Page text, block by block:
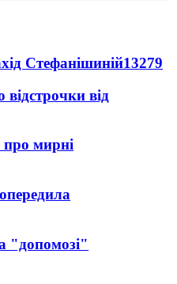
Стефанішиній13279
від
про мирні
"допомозі"